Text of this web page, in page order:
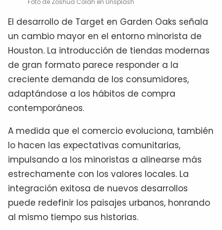
El desarrollo de Target en Garden Oaks señala
un cambio mayor en el entorno minorista de
Houston. La introducción de tiendas modernas
de gran formato parece responder a la
creciente demanda de los consumidores,
adaptándose a los hábitos de compra
contemporáneos.
A medida que el comercio evoluciona, también
lo hacen las expectativas comunitarias,
impulsando a los minoristas a alinearse más
estrechamente con los valores locales. La
integración exitosa de nuevos desarrollos
puede redefinir los paisajes urbanos, honrando
al mismo tiempo sus historias.